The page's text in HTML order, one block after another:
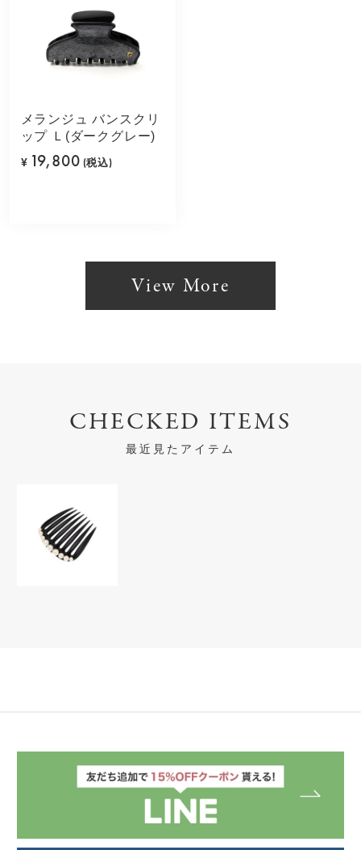
メランジュ バンスクリ
ップ Ｌ(ダークグレー)
¥ 19,800 (税込)
View More
CHECKED ITEMS
最近見たアイテム